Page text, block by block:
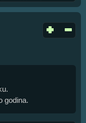
godina.